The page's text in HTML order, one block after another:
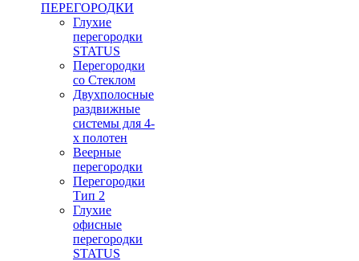
ПЕРЕГОРОДКИ
Глухие
перегородки
STATUS
Перегородки
со Стеклом
Двухполосные
раздвижные
системы для 4-
х полотен
Веерные
перегородки
Перегородки
Тип 2
Глухие
офисные
перегородки
STATUS